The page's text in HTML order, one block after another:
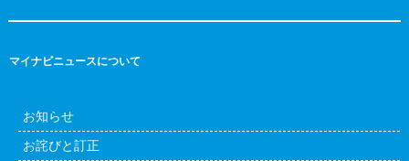
マイナビニュースについて
お知らせ
お詫びと訂正